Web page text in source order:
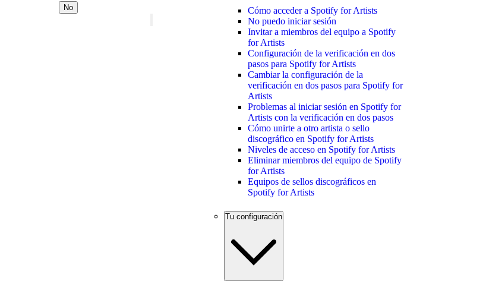
No
Cómo acceder a Spotify for Artists
No puedo iniciar sesión
Invitar a miembros del equipo a Spotify
for Artists
Configuración de la verificación en dos
pasos para Spotify for Artists
Cambiar la configuración de la
verificación en dos pasos para Spotify for
Artists
Problemas al iniciar sesión en Spotify for
Artists con la verificación en dos pasos
Cómo unirte a otro artista o sello
discográfico en Spotify for Artists
Niveles de acceso en Spotify for Artists
Eliminar miembros del equipo de Spotify
for Artists
Equipos de sellos discográficos en
Spotify for Artists
Tu configuración